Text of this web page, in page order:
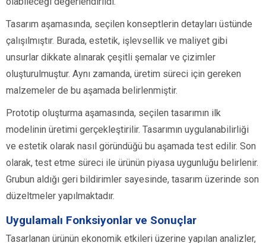
Tasarım aşamasında, seçilen konseptlerin detayları üstünde
çalışılmıştır. Burada, estetik, işlevsellik ve maliyet gibi
unsurlar dikkate alınarak çeşitli şemalar ve çizimler
oluşturulmuştur. Aynı zamanda, üretim süreci için gereken
malzemeler de bu aşamada belirlenmiştir.
Prototip oluşturma aşamasında, seçilen tasarımın ilk
modelinin üretimi gerçekleştirilir. Tasarımın uygulanabilirliği
ve estetik olarak nasıl göründüğü bu aşamada test edilir. Son
olarak, test etme süreci ile ürünün piyasa uygunluğu belirlenir.
Grubun aldığı geri bildirimler sayesinde, tasarım üzerinde son
düzeltmeler yapılmaktadır.
Uygulamalı Fonksiyonlar ve Sonuçlar
Tasarlanan ürünün ekonomik etkileri üzerine yapılan analizler,